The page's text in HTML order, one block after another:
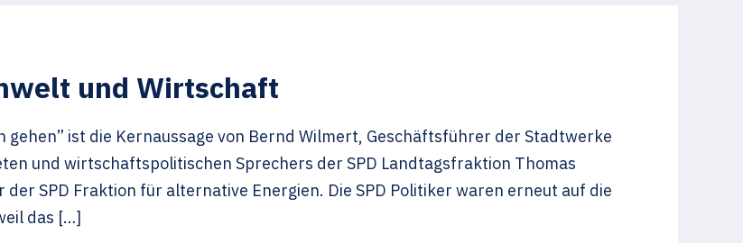
und Wirtschaft
ist die Kernaussage von Bernd Wilmert, Geschäftsführer der Stadtwerke
und wirtschaftspolitischen Sprechers der SPD Landtagsfraktion Thomas
SPD Fraktion für alternative Energien. Die SPD Politiker waren erneut auf die
das […]